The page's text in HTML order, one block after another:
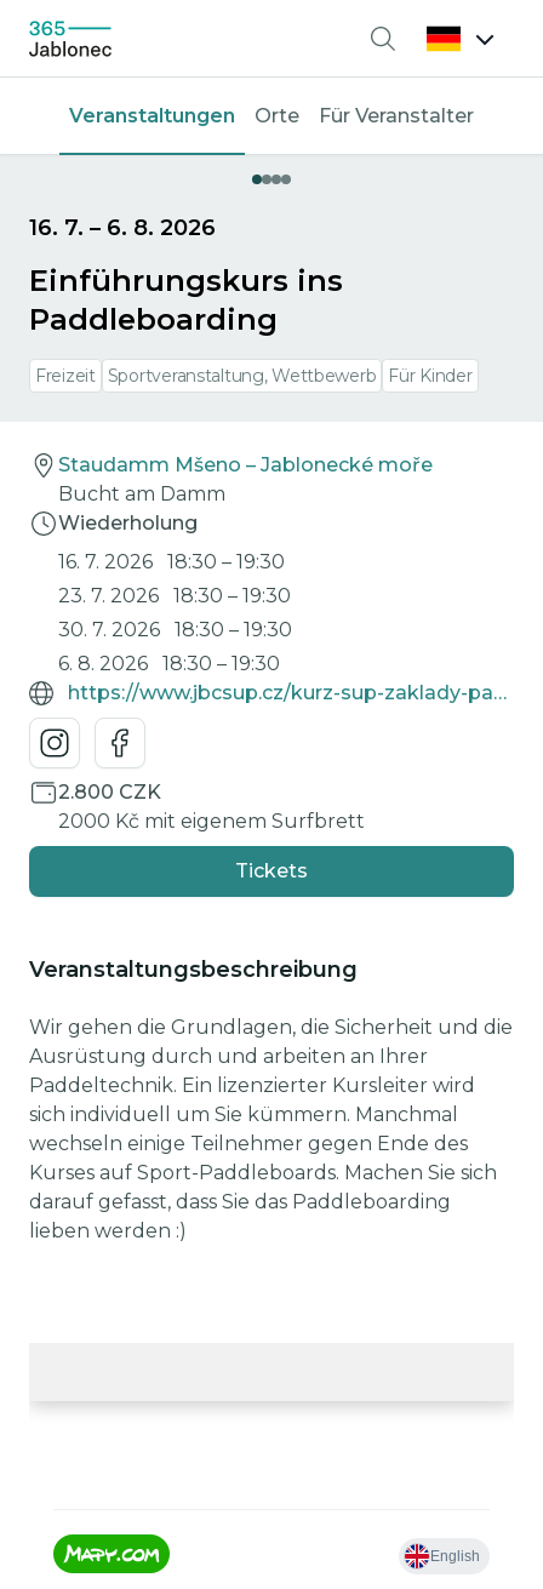
Suche
Veranstaltungen Orte Für Veranstalter
16. 7. – 6. 8. 2026
Einführungskurs ins
Paddleboarding
Freizeit Sportveranstaltung, Wettbewerb Für Kinder
Staudamm Mšeno – Jablonecké moře
Bucht am Damm
Wiederholung
16. 7. 2026
18:30 – 19:30
23. 7. 2026
18:30 – 19:30
30. 7. 2026
18:30 – 19:30
6. 8. 2026
18:30 – 19:30
https://www.jbcsup.cz/kurz-sup-zaklady-paddleboardingu/
2.800 CZK
2000 Kč mit eigenem Surfbrett
Tickets
Veranstaltungsbeschreibung
Wir gehen die Grundlagen, die Sicherheit und die
Ausrüstung durch und arbeiten an Ihrer
Paddeltechnik. Ein lizenzierter Kursleiter wird
sich individuell um Sie kümmern. Manchmal
wechseln einige Teilnehmer gegen Ende des
Kurses auf Sport-Paddleboards. Machen Sie sich
darauf gefasst, dass Sie das Paddleboarding
lieben werden :)